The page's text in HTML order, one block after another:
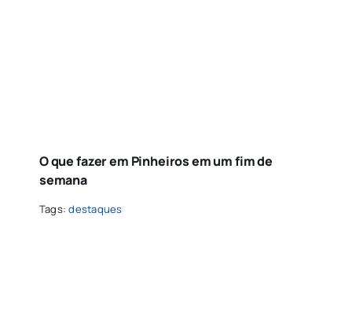
O que fazer em Pinheiros em um fim de
semana
Tags:destaques